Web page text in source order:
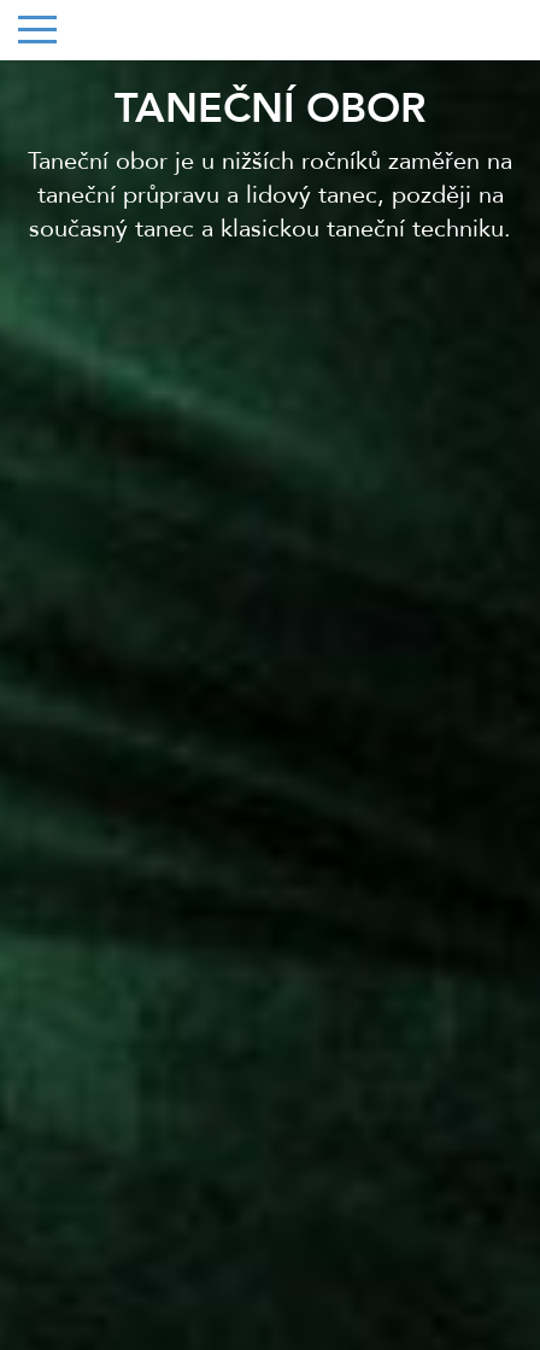
TANEČNÍ OBOR
Taneční obor je u nižších ročníků zaměřen na
taneční průpravu a lidový tanec, později na
současný tanec a klasickou taneční techniku.